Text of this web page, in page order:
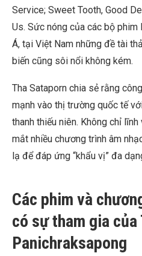
Service; Sweet Tooth, Good
Us. Sức nóng của các bộ phim
Á, tại Việt Nam những đề tài
biến cũng sôi nổi không kém.
Tha Sataporn chia sẻ rằng
mạnh vào thị trường quốc tế
thanh thiếu niên. Không chỉ
mắt nhiều chương trình âm
lạ để đáp ứng “khẩu vị” đa
Các phim và
có sự tham gia của
Panichraksapong